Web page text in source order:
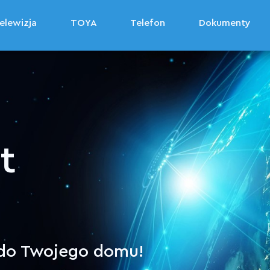
TOYA Telefon Dokumenty
TOYA Telefon Dokumenty
Twojego domu!